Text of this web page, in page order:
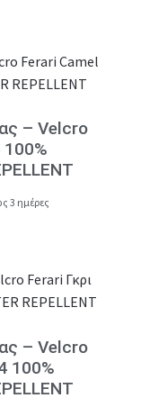
– Velcro
3 ημέρες
– Velcro
100%